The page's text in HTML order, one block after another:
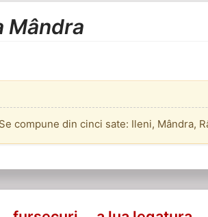
Mândra
compune din cinci sate: Ileni, Mândra,